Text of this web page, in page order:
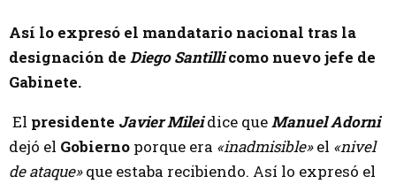
Así lo expresó el mandatario nacional tras la
designación de Diego Santillicomo nuevo jefe de
Gabinete.
El presidente Javier Mileidice queManuel Adorni
dejó el Gobierno porque era «inadmisible»el «nivel
de ataque»que estaba recibiendo. Así lo expresó el